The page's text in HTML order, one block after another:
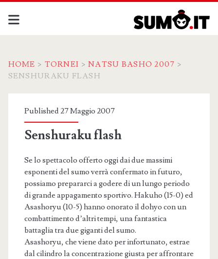
HOME > TORNEI >NATSU BASHO 2007 >
SENSHURAKU FLASH
Published 27 Maggio 2007
Senshuraku flash
Se lo spettacolo offerto oggi dai due massimi
esponenti del sumo verrà confermato in futuro,
possiamo prepararci a godere di un lungo periodo
di grande appagamento sportivo. Hakuho (15-0) ed
Asashoryu (10-5) hanno onorato il dohyo con un
combattimento d’altri tempi, una fantastica
battaglia tra due giganti del sumo.
Asashoryu, che viene dato per infortunato, estrae
dal cilindro la concentrazione giusta per affrontare